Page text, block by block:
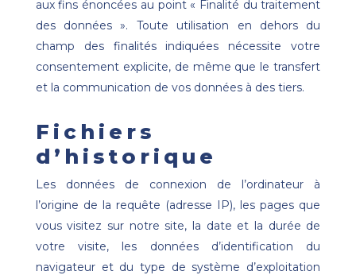
aux fins énoncées au point « Finalité du traitement
des données ». Toute utilisation en dehors du
champ des finalités indiquées nécessite votre
consentement explicite, de même que le transfert
et la communication de vos données à des tiers.
Fichiers
d’historique
Les données de connexion de l’ordinateur à
l’origine de la requête (adresse IP), les pages que
vous visitez sur notre site, la date et la durée de
votre visite, les données d’identification du
navigateur et du type de système d’exploitation